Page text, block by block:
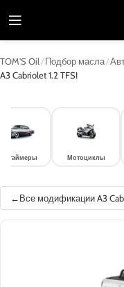
TOM'S Oil /Подбор масла/
A3 Cabriolet 1.2 TFSI
Мотоциклы
Все модификации A3